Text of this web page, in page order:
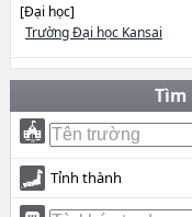
[Đại học]
Trường Đại học Kansai
Tỉnh thành